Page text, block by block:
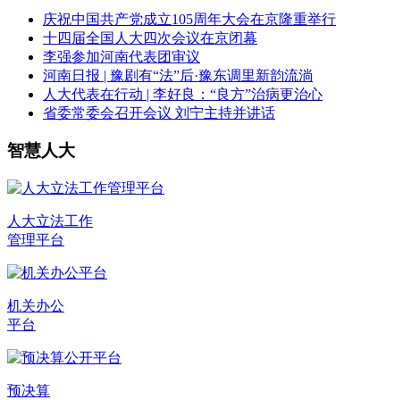
庆祝中国共产党成立105周年大会在京隆重举行
十四届全国人大四次会议在京闭幕
李强参加河南代表团审议
河南日报 | 豫剧有“法”后·豫东调里新韵流淌
人大代表在行动 | 李好良：“良方”治病更治心
省委常委会召开会议 刘宁主持并讲话
智慧人大
人大立法工作
管理平台
机关办公
平台
预决算